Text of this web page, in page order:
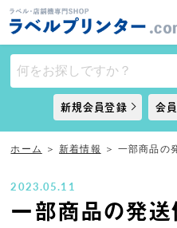
新規会員登録 会
ホーム ＞ 新着情報 ＞一部商品の
2023.05.11
一部商品の発送